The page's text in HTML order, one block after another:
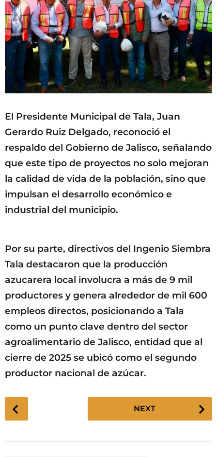
El Presidente Municipal de Tala, Juan
Gerardo Ruiz Delgado, reconoció el
respaldo del Gobierno de Jalisco, señalando
que este tipo de proyectos no solo mejoran
la calidad de vida de la población, sino que
impulsan el desarrollo económico e
industrial del municipio.
Por su parte, directivos del Ingenio Siembra
Tala destacaron que la producción
azucarera local involucra a más de 9 mil
productores y genera alrededor de mil 600
empleos directos, posicionando a Tala
como un punto clave dentro del sector
agroalimentario de Jalisco, entidad que al
cierre de 2025 se ubicó como el segundo
productor nacional de azúcar.
P
o
NEXT